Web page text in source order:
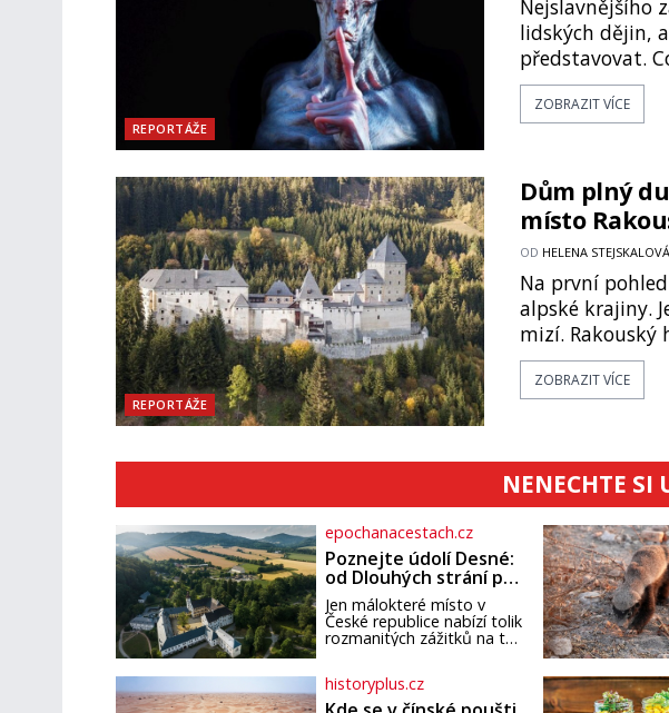
REPORTÁŽE
Nejslavnějšího
lidských dějin,
představovat.
prozradil autor
švýcarský badatel
povrchu Marsu
nachá
ZOBRAZIT VÍCE
REPORTÁŽE
Dům plný
místo
návštěvníky
OD HELENA STEJSKALOVÁ
Na první
alpské krajiny.
mizí. Rakouský
nejděsivějšího
slyší kroky v
dodnes nepodařilo
v horách
ZOBRAZIT VÍCE
NENECHTE SI
epochanacestach.cz
Poznejte údolí Desné:
od Dlouhých strání po
termální prameny
Jen málokteré místo v
České republice nabízí tolik
rozmanitých zážitků na tak
Jeseníků. Během jediného
dne můžete nahlédnout
historyplus.cz